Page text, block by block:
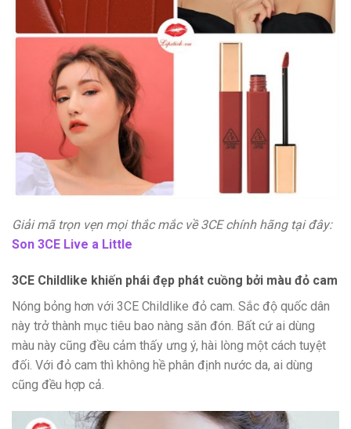
Giải mã trọn vẹn mọi thắc mắc về 3CE chính hãng tại đây:
Son 3CE Live a Little
3CE Childlike khiến phái đẹp phát cuồng bởi màu đỏ cam
Nóng bỏng hơn với 3CE Childlike đỏ cam. Sắc độ quốc dân
này trở thành mục tiêu bao nàng săn đón. Bất cứ ai dùng
màu này cũng đều cảm thấy ưng ý, hài lòng một cách tuyệt
đối. Với đỏ cam thì không hề phân định nước da, ai dùng
cũng đều hợp cả.